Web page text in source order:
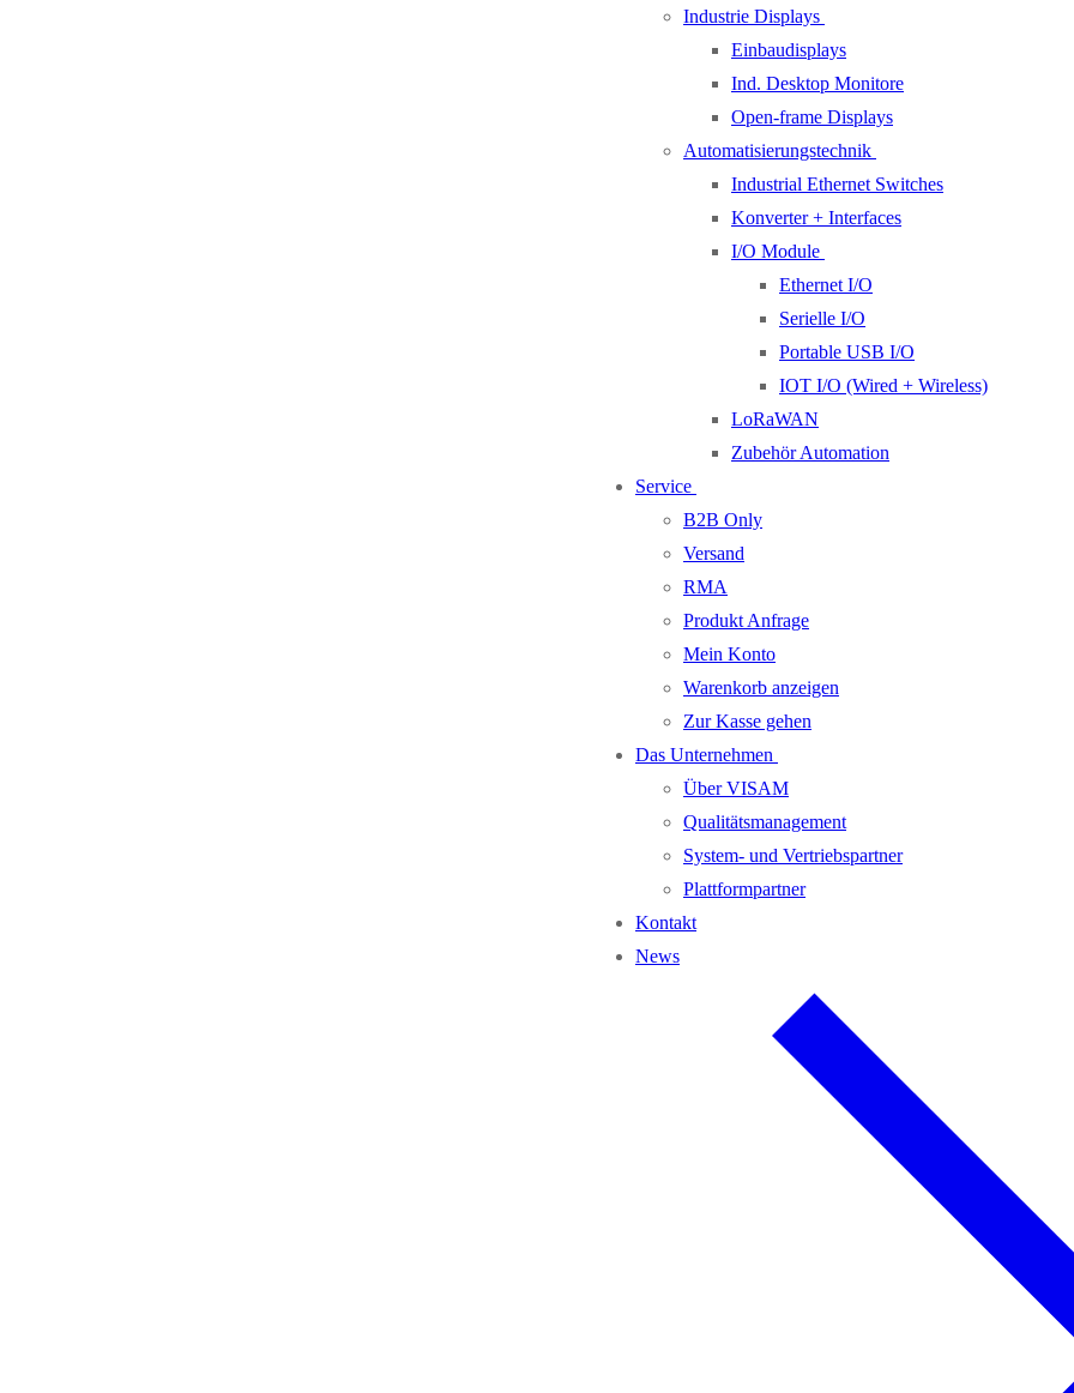
Industrie Displays
Einbaudisplays
Ind. Desktop Monitore
Open-frame Displays
Automatisierungstechnik
Industrial Ethernet Switches
Konverter + Interfaces
I/O Module
Ethernet I/O
Serielle I/O
Portable USB I/O
IOT I/O (Wired + Wireless)
LoRaWAN
Zubehör Automation
Service
B2B Only
Versand
RMA
Produkt Anfrage
Mein Konto
Warenkorb anzeigen
Zur Kasse gehen
Das Unternehmen
Über VISAM
Qualitätsmanagement
System- und Vertriebspartner
Plattformpartner
Kontakt
News